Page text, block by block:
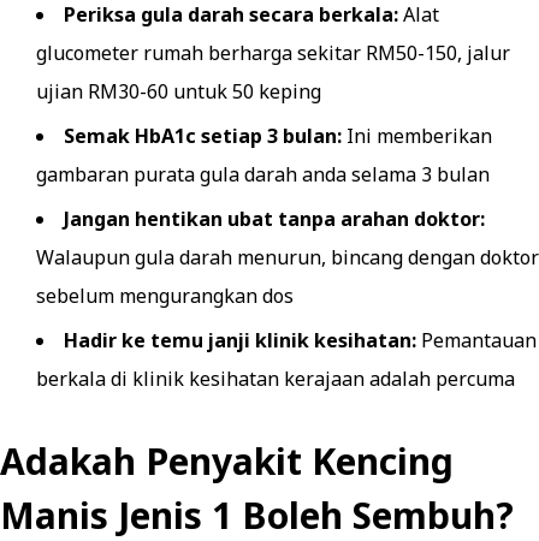
Periksa gula darah secara berkala:Alat
glucometer rumah berharga sekitar RM50-150, jalur
ujian RM30-60 untuk 50 keping
Semak HbA1c setiap 3 bulan: Ini memberikan
gambaran purata gula darah anda selama 3 bulan
Jangan hentikan ubat tanpa arahan doktor:
Walaupun gula darah menurun, bincang dengan doktor
sebelum mengurangkan dos
Hadir ke temu janji klinik kesihatan: Pemantauan
berkala di klinik kesihatan kerajaan adalah percuma
Adakah Penyakit Kencing
Manis Jenis 1 Boleh Sembuh?